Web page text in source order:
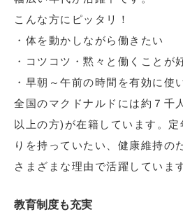
こんな方にピッタリ！
・体を動かしながら働きたい
・コツコツ・黙々と働くことが
・早朝～午前の時間を有効に使
全国のマクドナルドには約７千
以上の方)が在籍しています。
りを持っていたい、健康維持の
さまざまな理由で活躍していま
教育制度も充実